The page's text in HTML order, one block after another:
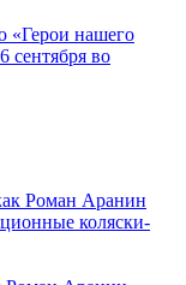
«Герои нашего
сентября во